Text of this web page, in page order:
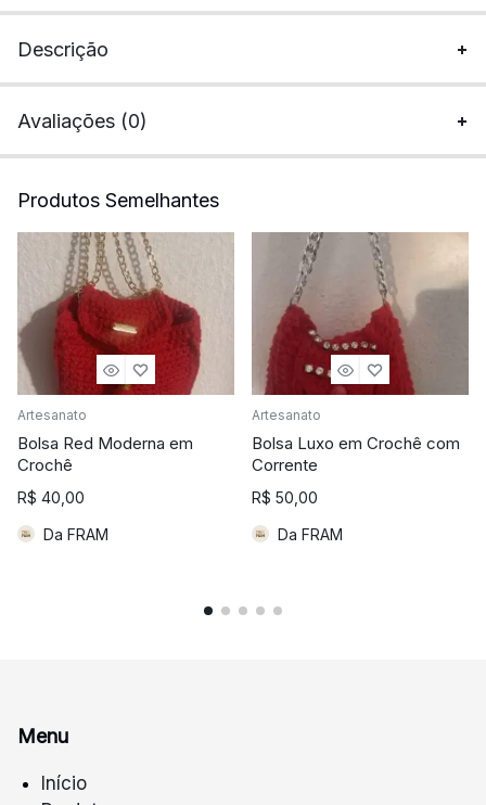
Descrição
Avaliações (0)
Produtos Semelhantes
Artesanato
Bolsa Red Moderna em
Crochê
R$ 40,00
Da FRAM
Artesanato
Bolsa Luxo em Crochê com
Corrente
R$ 50,00
Da FRAM
Menu
Início